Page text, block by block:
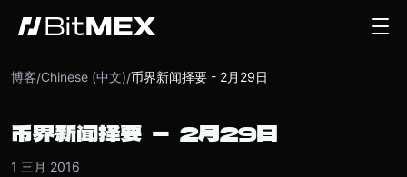
博客/Chinese (中文)/币界新闻择要 - 2月29日
币界新闻择要 - 2月29日
1 三月 2016